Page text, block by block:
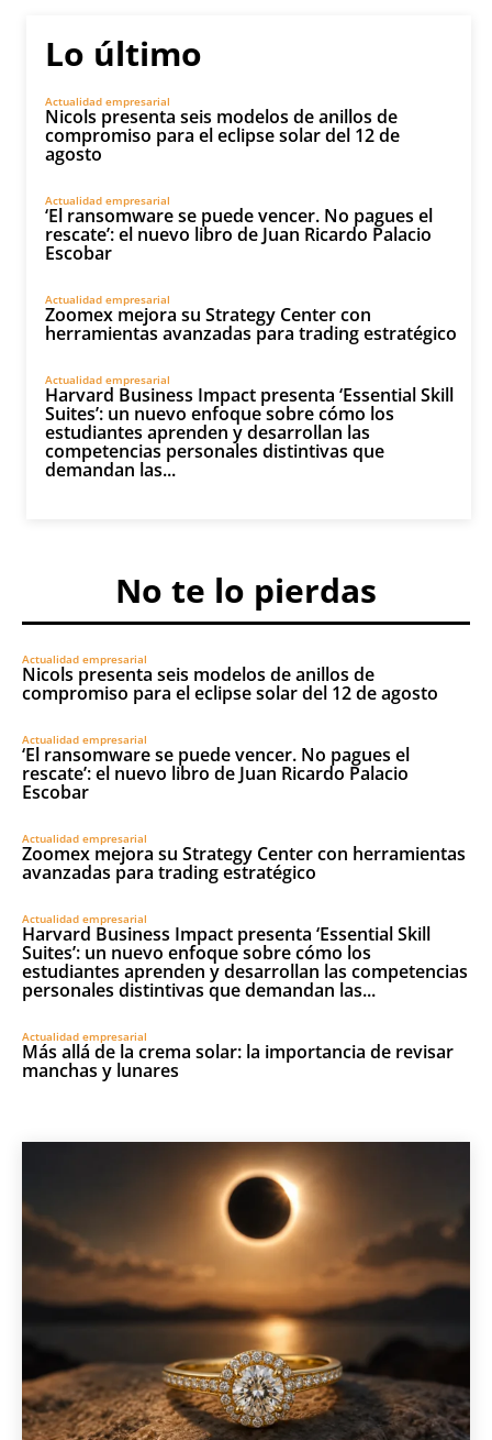
Lo último
Actualidad empresarial
Nicols presenta seis modelos de anillos de
compromiso para el eclipse solar del 12 de
agosto
Actualidad empresarial
‘El ransomware se puede vencer. No pagues el
rescate’: el nuevo libro de Juan Ricardo Palacio
Escobar
Actualidad empresarial
Zoomex mejora su Strategy Center con
herramientas avanzadas para trading estratégico
Actualidad empresarial
Harvard Business Impact presenta ‘Essential Skill
Suites’: un nuevo enfoque sobre cómo los
estudiantes aprenden y desarrollan las
competencias personales distintivas que
demandan las...
No te lo pierdas
Actualidad empresarial
Nicols presenta seis modelos de anillos de
compromiso para el eclipse solar del 12 de agosto
Actualidad empresarial
‘El ransomware se puede vencer. No pagues el
rescate’: el nuevo libro de Juan Ricardo Palacio
Escobar
Actualidad empresarial
Zoomex mejora su Strategy Center con herramientas
avanzadas para trading estratégico
Actualidad empresarial
Harvard Business Impact presenta ‘Essential Skill
Suites’: un nuevo enfoque sobre cómo los
estudiantes aprenden y desarrollan las competencias
personales distintivas que demandan las...
Actualidad empresarial
Más allá de la crema solar: la importancia de revisar
manchas y lunares